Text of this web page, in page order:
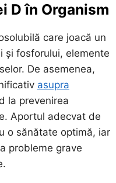
D în Organism
care joacă un
și fosforului, elemente
De asemenea,
asupra
la prevenirea
Aportul adecvat de
o sănătate optimă, iar
probleme grave